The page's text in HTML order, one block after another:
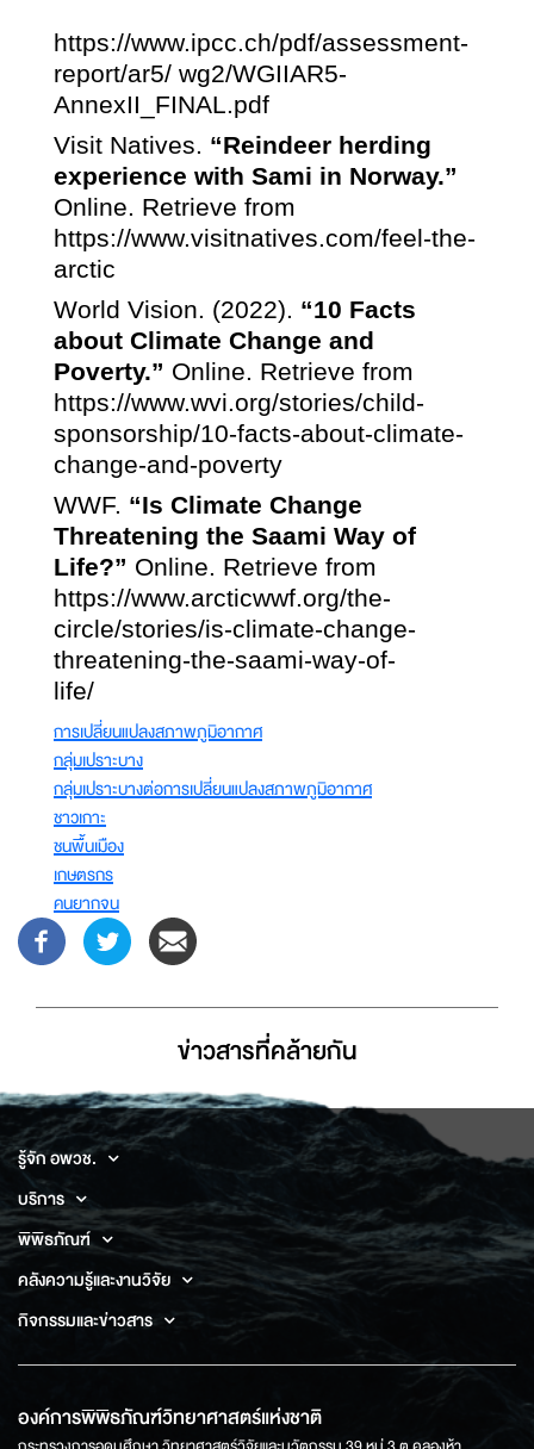
https://www.ipcc.ch/pdf/assessment-
report/ar5/ wg2/WGIIAR5-
AnnexII_FINAL.pdf
Visit Natives. “Reindeer herding
experience with Sami in Norway.”
Online. Retrieve from
https://www.visitnatives.com/feel-the-
arctic
World Vision. (2022). “10 Facts
about Climate Change and
Poverty.” Online. Retrieve from
https://www.wvi.org/stories/child-
sponsorship/10-facts-about-climate-
change-and-poverty
WWF. “Is Climate Change
Threatening the Saami Way of
Life?” Online. Retrieve from
https://www.arcticwwf.org/the-
circle/stories/is-climate-change-
threatening-the-saami-way-of-
life/
การเปลี่ยนแปลงสภาพภูมิอากาศ
กลุ่มเปราะบาง
กลุ่มเปราะบางต่อการเปลี่ยนแปลงสภาพภูมิอากาศ
ชาวเกาะ
ชนพื้นเมือง
เกษตรกร
คนยากจน
ข่าวสารที่่คล้ายกัน
รู้จัก อพวช.
บริการ
พิพิธภัณฑ์
คลังความรู้และงานวิจัย
กิจกรรมและข่าวสาร
องค์การพิพิธภัณฑ์วิทยาศาสตร์แห่งชาติ